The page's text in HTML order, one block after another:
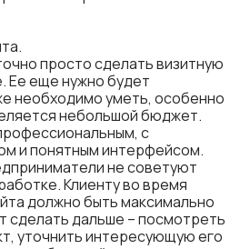
просто сделать визитную
Ее еще нужно будет
необходимо уметь, особенно
небольшой бюджет.
с
и понятным интерфейсом.
не советуют
Клиенту во время
должно быть максимально
сделать дальше – посмотреть
уточнить интересующую его